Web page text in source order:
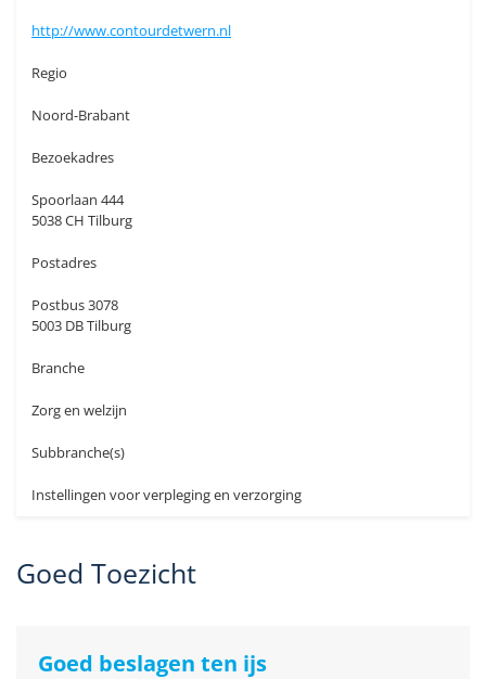
http://www.contourdetwern.nl
Regio
Noord-Brabant
Bezoekadres
Spoorlaan 444
5038 CH Tilburg
Postadres
Postbus 3078
5003 DB Tilburg
Branche
Zorg en welzijn
Subbranche(s)
Instellingen voor verpleging en verzorging
Goed Toezicht
Goed beslagen ten ijs